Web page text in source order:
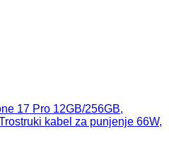
17 Pro 12GB/256GB,
kabel za punjenje 66W,